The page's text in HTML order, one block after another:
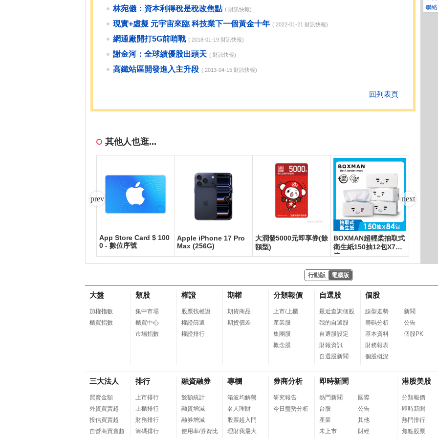
林宛儀：資本利得稅是稅改焦點 ( 財訊快報)
現實+虛擬 元宇宙來臨 科技業下一個黃金十年 ( 2022-01-21 財訊快報)
網通廠開打5G前哨戰 ( 2018-01-19 財訊快報)
謝金河：全球績優股出頭天 ( 財訊快報)
高鐵站區開發進入主升段 ( 2013-04-15 財訊快報)
回列表頁
其他人也逛...
App Store Card $ 100
0 - 數位序號
Apple iPhone 17 Pro
Max (256G)
大潤發5000元即享券(餘
額型)
BOXMAN超輕柔抽取式
衛生紙150抽12包X7串/
箱
‧聯
行動版 電腦版
大盤
加權指數
櫃買指數
類股
集中市場
櫃買中心
市場指數
權證
股票找權證
權證篩選
權證排行
期權
期貨商品
期貨價差
分類報價
上市/上櫃
產業股
集團股
概念股
自選股
最近查詢個股
我的自選股
自選股設定
財報資訊
自選股新聞
個股
線型走勢
籌碼分析
基本資料
財務報表
個股概況
新聞
公告
個股PK
三大法人
買賣金額
外資買賣超
投信買賣超
自營商買賣超
排行
上市排行
上櫃排行
財務排行
籌碼排行
融資融券
餘額統計
融資增減
融券增減
使用率/券資比
專欄
箱波均解盤
名人理財
股票超入門
理財我最大
券商分析
研究報告
今日盤勢分析
即時新聞
熱門新聞
台股
產業
未上市
國際
公告
其他
財經
港股美股
分類報價
即時新聞
熱門排行
焦點股票